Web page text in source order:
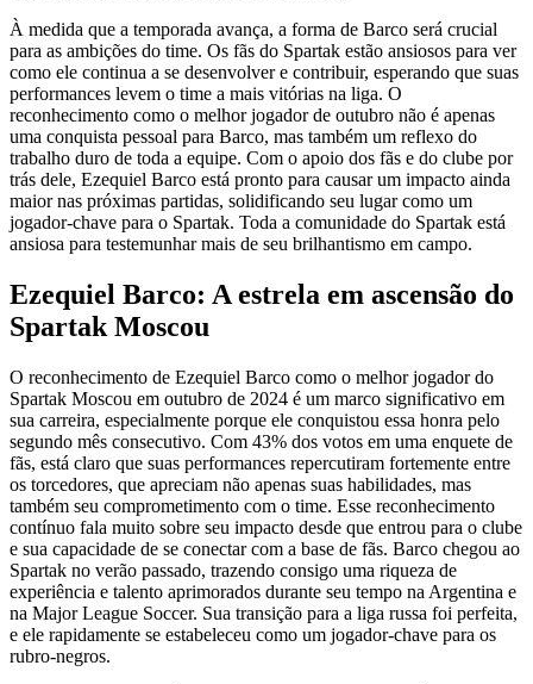
À medida que a temporada avança, a forma de Barco será crucial
para as ambições do time. Os fãs do Spartak estão ansiosos para ver
como ele continua a se desenvolver e contribuir, esperando que suas
performances levem o time a mais vitórias na liga. O
reconhecimento como o melhor jogador de outubro não é apenas
uma conquista pessoal para Barco, mas também um reflexo do
trabalho duro de toda a equipe. Com o apoio dos fãs e do clube por
trás dele, Ezequiel Barco está pronto para causar um impacto ainda
maior nas próximas partidas, solidificando seu lugar como um
jogador-chave para o Spartak. Toda a comunidade do Spartak está
ansiosa para testemunhar mais de seu brilhantismo em campo.
Ezequiel Barco: A estrela em ascensão do
Spartak Moscou
O reconhecimento de Ezequiel Barco como o melhor jogador do
Spartak Moscou em outubro de 2024 é um marco significativo em
sua carreira, especialmente porque ele conquistou essa honra pelo
segundo mês consecutivo. Com 43% dos votos em uma enquete de
fãs, está claro que suas performances repercutiram fortemente entre
os torcedores, que apreciam não apenas suas habilidades, mas
também seu comprometimento com o time. Esse reconhecimento
contínuo fala muito sobre seu impacto desde que entrou para o clube
e sua capacidade de se conectar com a base de fãs. Barco chegou ao
Spartak no verão passado, trazendo consigo uma riqueza de
experiência e talento aprimorados durante seu tempo na Argentina e
na Major League Soccer. Sua transição para a liga russa foi perfeita,
e ele rapidamente se estabeleceu como um jogador-chave para os
rubro-negros.